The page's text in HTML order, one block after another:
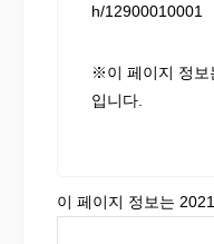
h/12900010001
※이 페이지 정보
입니다.
이 페이지 정보는